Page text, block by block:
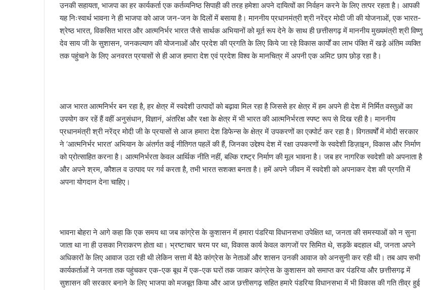
उनकी सहायता, भाजपा का हर कार्यकर्ता एक कर्तव्यनिष्ठ सिपाही की तरह हमेशा अपने दायित्वों का निर्वहन करने के लिए तत्पर रहता है। आपकी
यह निःस्वार्थ भावना ने ही भाजपा को आज जन-जन के दिलों में बसाया है। माननीय प्रधानमंत्री श्री नरेंद्र मोदी जी की योजनाओं, एक भारत-
श्रेष्ठ भारत, विकसित भारत और आत्मनिर्भर भारत जैसे सार्थक अभियानों को मूर्त रूप देने के साथ ही छत्तीसगढ़ में माननीय मुख्यमंत्री श्री विष्णु
देव साय जी के सुशासन, जनकल्याण की योजनाओं और प्रदेश की प्रगति के लिए किये जा रहे विकास कार्यों का लाभ पंक्ति में खड़े अंतिम व्यक्ति
तक पहुंचाने के लिए अनवरत प्रयासों से ही आज हमारा देश एवं प्रदेश विश्व के मानचित्र में अपनी एक अमिट छाप छोड़ रहा है।
आज भारत आत्मनिर्भर बन रहा है, हर क्षेत्र में स्वदेशी उत्पादों को बढ़ावा मिल रहा है जिससे हर क्षेत्र में हम अपने ही देश में निर्मित वस्तुओं का
उपयोग कर रहें हैं वहीं अनुसंधान, विज्ञानं, अंतरिक्ष और रक्षा के क्षेत्र में भी भारत की आत्मनिर्भरता स्पष्ट रूप से दिख रही है। माननीय
प्रधानमंत्री श्री नरेंद्र मोदी जी के प्रयासों से आज हमारा देश डिफेन्स के क्षेत्र में उपकरणों का एक्पोर्ट कर रहा है। विगतवर्षों में मोदी सरकार
ने ‘आत्मनिर्भर भारत’ अभियान के अंतर्गत कई नीतिगत पहलें की हैं, जिनका उद्देश्य देश में रक्षा उपकरणों के स्वदेशी डिज़ाइन, विकास और निर्माण
को प्रोत्साहित करना है। आत्मनिर्भरता केवल आर्थिक नीति नहीं, बल्कि राष्ट्र निर्माण की मूल भावना है। जब हर नागरिक स्वदेशी को अपनाता है
और अपने श्रम, कौशल व उत्पाद पर गर्व करता है, तभी भारत सशक्त बनता है। हमें अपने जीवन में स्वदेशी को अपनाकर देश की प्रगति में
अपना योगदान देना चाहिए।
भावना बोहरा ने आगे कहा कि एक समय था जब कांग्रेस के कुशासन में हमारा पंडरिया विधानसभा उपेक्षित था, जनता की समस्याओं को न सुना
जाता था ना ही उसका निराकरण होता था। भ्रष्टाचार चरम पर था, विकास कार्य केवल कागजों पर सिमित थे, सड़कें बदहाल थी, जनता अपने
अधिकारों के लिए आवाज उठा रही थी लेकिन सत्ता में बैठे कांग्रेस के नेताओं और शासन उनकी आवाज को अनसुनी कर रही थी। तब आप सभी
कार्यकर्ताओं ने जनता तक पहुंचकर एक-एक बूथ में एक-एक घरों तक जाकर कांग्रेस के कुशासन को समाप्त कर पंडरिया और छत्तीसगढ़ में
सुशासन की सरकार बनाने के लिए भाजपा को मजबूत किया और आज छत्तीसगढ़ सहित हमारे पंडरिया विधानसभा में भी विकास की गति तीव्र हुई